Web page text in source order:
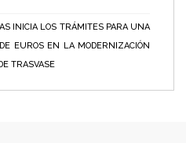
INICIA LOS TRÁMITES PARA UNA
EUROS EN LA MODERNIZACIÓN
TRASVASE